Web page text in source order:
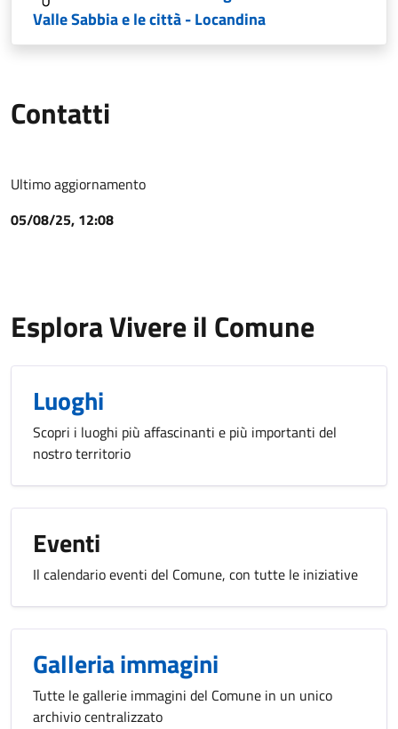
Valle Sabbia e le città - Locandina
Contatti
Ultimo aggiornamento
05/08/25, 12:08
Esplora Vivere il Comune
Luoghi
Scopri i luoghi più affascinanti e più importanti del
nostro territorio
Eventi
Il calendario eventi del Comune, con tutte le iniziative
Galleria immagini
Tutte le gallerie immagini del Comune in un unico
archivio centralizzato